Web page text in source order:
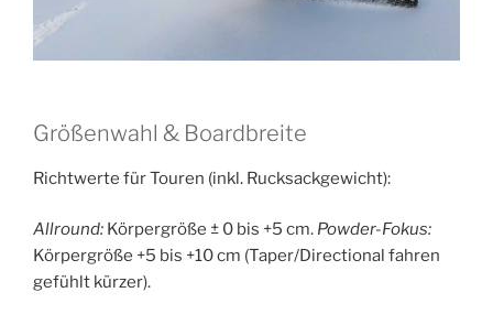
Größenwahl & Boardbreite
Richtwerte für Touren (inkl. Rucksackgewicht):
Allround: Körpergröße ± 0 bis +5 cm. Powder-Fokus:
Körpergröße +5 bis +10 cm (Taper/Directional fahren
gefühlt kürzer).